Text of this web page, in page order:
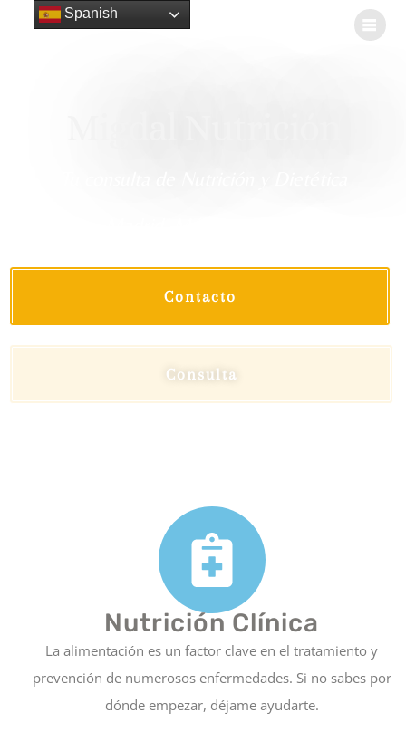
Contacto
Consulta
Nutrición Clínica
La alimentación es un factor clave en el tratamiento y
prevención de numerosos enfermedades. Si no sabes por
dónde empezar, déjame ayudarte.
Spanish